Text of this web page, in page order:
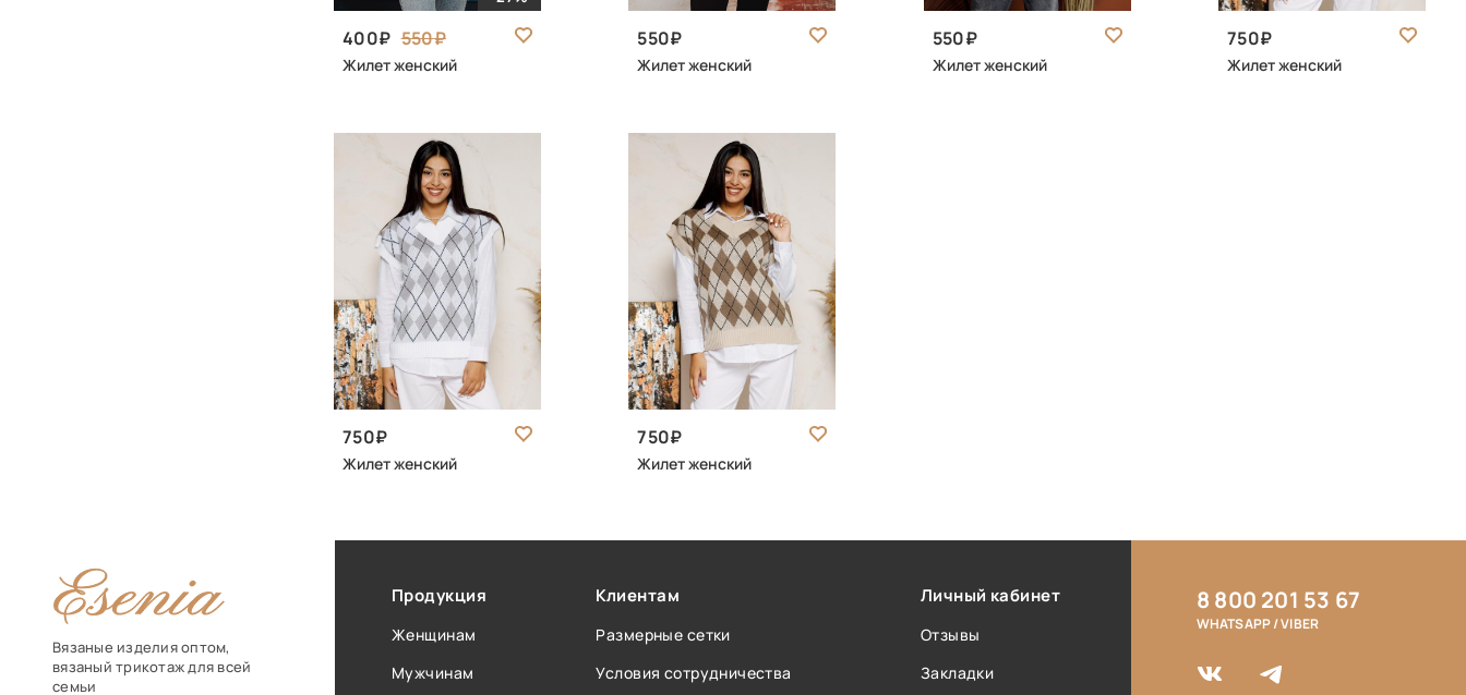
400 550
Жилет женский
550
Жилет женский
550
Жилет женский
750
Жилет женский
750
Жилет женский
750
Жилет женский
Вязаные изделия оптом,
вязаный трикотаж для всей
семьи
Продукция
Женщинам
Мужчинам
Клиентам
Размерные сетки
Условия сотрудничества
Личный кабинет
Отзывы
Закладки
8 800 201 53 67
WHATSAPP / VIBER